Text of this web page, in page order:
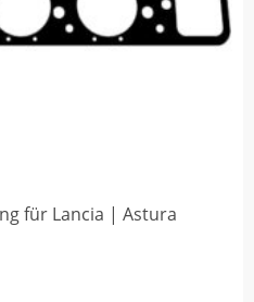
für Lancia | Astura